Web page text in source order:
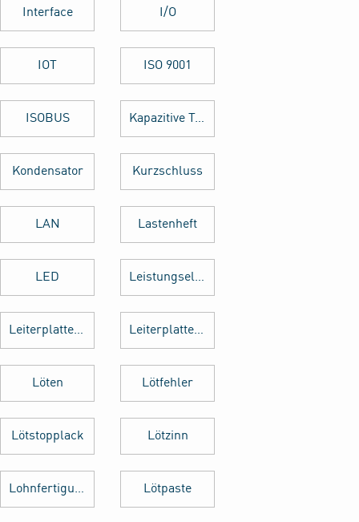
Interface I/O
IOT ISO 9001
ISOBUS Kapazitive Tasten
Kondensator Kurzschluss
LAN Lastenheft
LED Leistungselektronik
Leiterplattenbestückung Leiterplattenentflechtung
Löten Lötfehler
Lötstopplack Lötzinn
Lohnfertigung Lötpaste